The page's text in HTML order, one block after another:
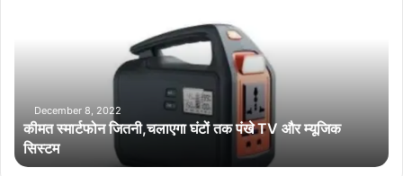
नी
,
December 8, 2022
कीमत स्मार्टफोन जितनी,चलाएगा घंटों तक पंखे TV और म्यूजिक
सिस्टम